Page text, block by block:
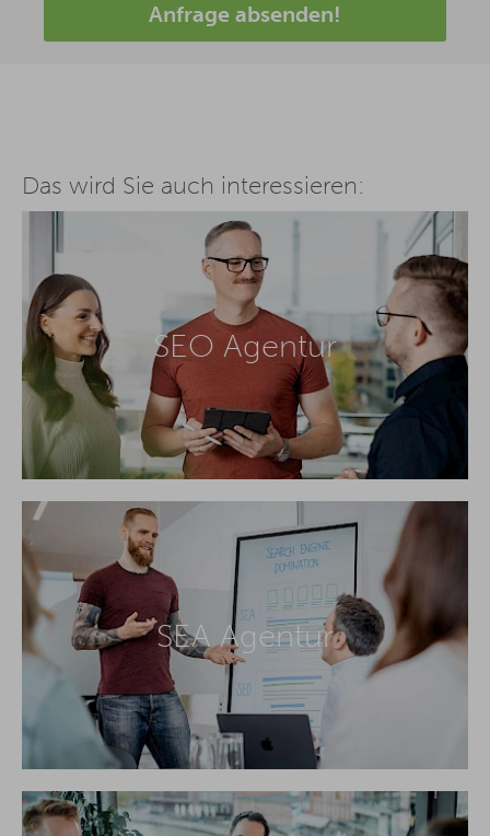
Anfrage absenden!
Das wird Sie auch interessieren:
SEO Agentur
SEA Agentur